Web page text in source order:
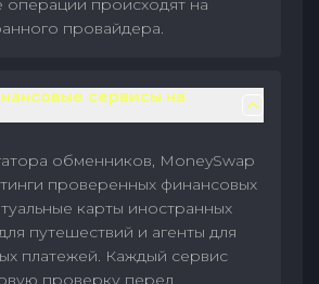
операции происходят на
провайдера.
сервисы на
обменников, MoneySwap
проверенных финансовых
карты иностранных
путешествий и агенты для
платежей. Каждый сервис
проверку перед